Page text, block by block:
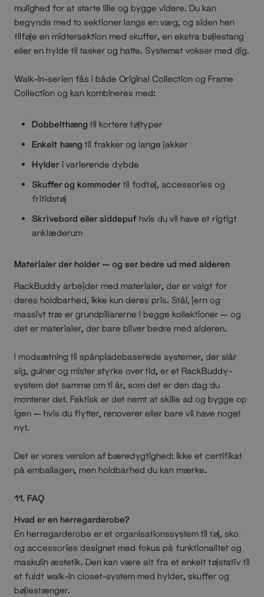
mulighed for at starte lille og bygge videre. Du kan
begynde med to sektioner langs en væg, og siden hen
tilføje en midtersektion med skuffer, en ekstra bøjlestang
eller en hylde til tasker og hatte. Systemet vokser med dig.
Walk-in-serien fås i både Original Collection og Frame
Collection og kan kombineres med:
Dobbelthæng til kortere tøjtyper
Enkelt hæng til frakker og lange jakker
Hylder i varierende dybde
Skuffer og kommoder til fodtøj, accessories og
fritidstøj
Skrivebord eller siddepuf hvis du vil have et rigtigt
anklæderum
Materialer der holder — og ser bedre ud med alderen
RackBuddy arbejder med materialer, der er valgt for
deres holdbarhed, ikke kun deres pris. Stål, jern og
massivt træ er grundpillarerne i begge kollektioner — og
det er materialer, der bare bliver bedre med alderen.
I modsætning til spånpladebaserede systemer, der slår
sig, gulner og mister styrke over tid, er et RackBuddy-
system det samme om ti år, som det er den dag du
monterer det. Faktisk er det nemt at skille ad og bygge op
igen — hvis du flytter, renoverer eller bare vil have noget
nyt.
Det er vores version af bæredygtighed: ikke et certifikat
på emballagen, men holdbarhed du kan mærke.
11. FAQ
Hvad er en herregarderobe?
En herregarderobe er et organisationssystem til tøj, sko
og accessories designet med fokus på funktionalitet og
maskulin æstetik. Den kan være alt fra et enkelt tøjstativ til
et fuldt walk-in closet-system med hylder, skuffer og
bøjlestænger.